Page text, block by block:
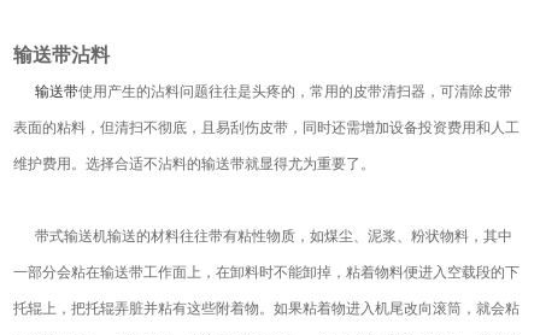
输送带沾料
输送带使用产生的沾料问题往往是头疼的，常用的皮带清扫器，可清除皮带
表面的粘料，但清扫不彻底，且易刮伤皮带，同时还需增加设备投资费用和人工
维护费用。选择合适不沾料的输送带就显得尤为重要了。
带式输送机输送的材料往往带有粘性物质，如煤尘、泥浆、粉状物料，其中
一部分会粘在输送带工作面上，在卸料时不能卸掉，粘着物料便进入空载段的下
托辊上，把托辊弄脏并粘有这些附着物。如果粘着物进入机尾改向滚筒，就会粘